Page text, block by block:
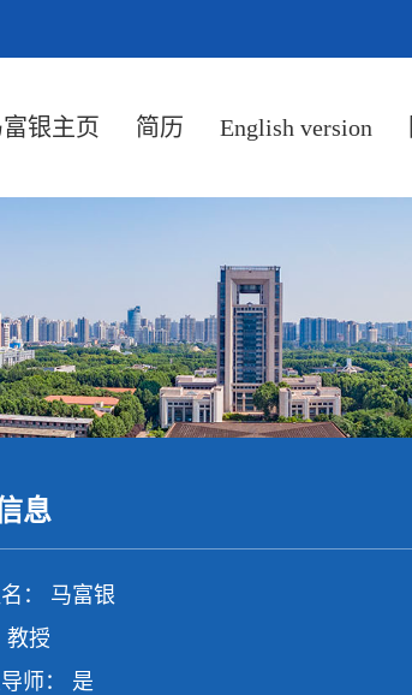
银主页 简历 English version
息
： 马富银
教授
师： 是